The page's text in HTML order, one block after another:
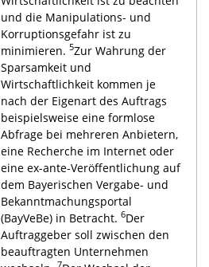
und die Manipulations- und
Korruptionsgefahr ist zu
minimieren. 5Zur Wahrung der
Sparsamkeit und
Wirtschaftlichkeit kommen je
nach der Eigenart des Auftrags
beispielsweise eine formlose
Abfrage bei mehreren Anbietern,
eine Recherche im Internet oder
eine ex-ante-Veröffentlichung auf
dem Bayerischen Vergabe- und
Bekanntmachungsportal
(BayVeBe) in Betracht. 6Der
Auftraggeber soll zwischen den
beauftragten Unternehmen